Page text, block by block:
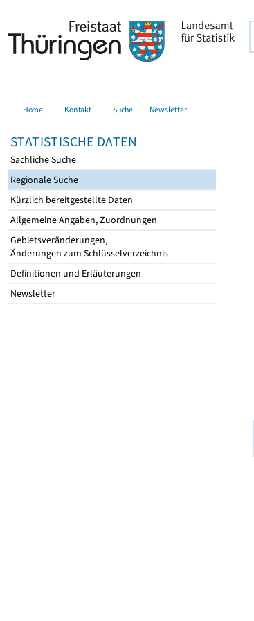
Home Kontakt Suche Newsletter
STATISTISCHE DATEN
Sachliche Suche
Regionale Suche
Kürzlich bereitgestellte Daten
Allgemeine Angaben, Zuordnungen
Gebietsveränderungen,
Änderungen zum Schlüsselverzeichnis
Definitionen und Erläuterungen
Newsletter